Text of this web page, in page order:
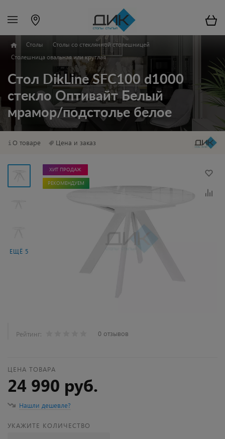
Столы
Столы со стеклянной столешницей
Столешница овальная или круглая
Стол DikLine SFC100 d1000
стекло Оптивайт Белый
мрамор/подстолье белое
О товаре Цена и заказ
ЕЩЁ 5
ХИТ ПРОДАЖ
РЕКОМЕНДУЕМ
Рейтинг: 0 отзывов
ЦЕНА ТОВАРА
24 990 руб.
Нашли дешевле?
УКАЖИТЕ КОЛИЧЕСТВО